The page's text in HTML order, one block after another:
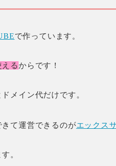
で作っています。
えるからです！
メイン代だけです。
て運営できるのがエックス
。